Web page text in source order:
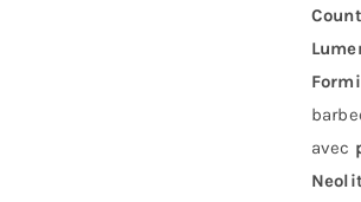
Formi
avec